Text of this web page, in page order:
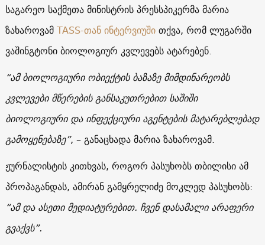
საგარეო საქმეთა მინისტრის პრესსპიკერმა მარია
ზახაროვამTASS-თან ინტერვიუშითქვა, რომ ლუგარში
ვაშინგტონი ბიოლოგიურ კვლევებს ატარებენ.
“ამ ბიოლოგიური ობიექტის ბაზაზე მიმდინარეობს
კვლევები მწერების განსაკუთრებით საშიში
ბიოლოგიური და ინფექციური აგენტების მატარებლებად
გამოყენებაზე”, – განაცხადა მარია ზახაროვამ.
ჟურნალისტის კითხვას, როგორ პასუხობს თბილისი ამ
პროპაგანდას, ამირან გამყრელიძე მოკლედ პასუხობს:
“ამ და ასეთი მედიატურებით. ჩვენ დასამალი არაფერი
გვაქვს”.